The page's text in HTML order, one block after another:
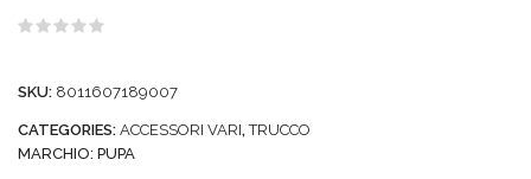
5
SKU: 8011607189007
CATEGORIES: ACCESSORI VARI,TRUCCO
MARCHIO: PUPA